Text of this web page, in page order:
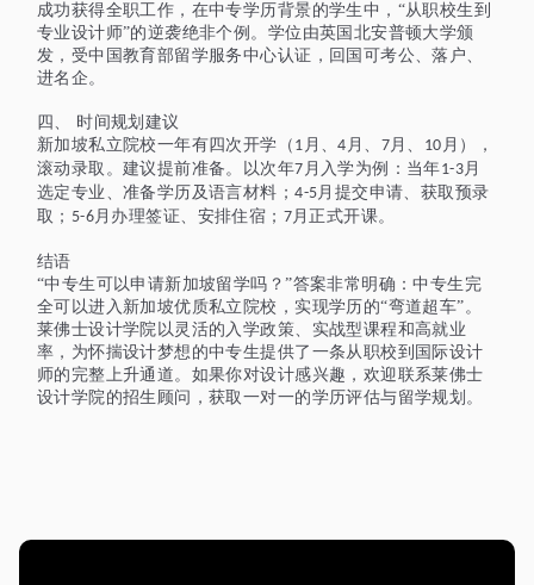
成功获得全职工作，在中专学历背景的学生中，“从职校生到
专业设计师”的逆袭绝非个例。学位由英国北安普顿大学颁
发，受中国教育部留学服务中心认证，回国可考公、落户、
进名企。
四 、
时间规划建议
新加坡私立院校一年有四次开学（ 1 月、4 月、 7月、 10 月），
滚动录取。建议提前准备。以次年7 月入学为例：当年1-3月
选定专业、准备学历及语言材料；4-5月提交申请、获取预录
取； 5-6月办理签证、安排住宿； 7月正式开课。
结语
“中专生可以申请新加坡留学吗？”答案非常明确：中专生完
全可以进入新加坡优质私立院校，实现学历的“弯道超车”。
莱佛士设计学院以灵活的入学政策、实战型课程和高就业
率，为怀揣设计梦想的中专生提供了一条从职校到国际设计
师的完整上升通道。如果你对设计感兴趣，欢迎联系莱佛士
设计学院的招生顾问，获取一对一的学历评估与留学规划。